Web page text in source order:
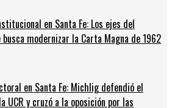
en Santa Fe: Los ejes del
modernizar la Carta Magna de 1962
en Santa Fe: Michlig defendió el
UCR y cruzó a la oposición por las